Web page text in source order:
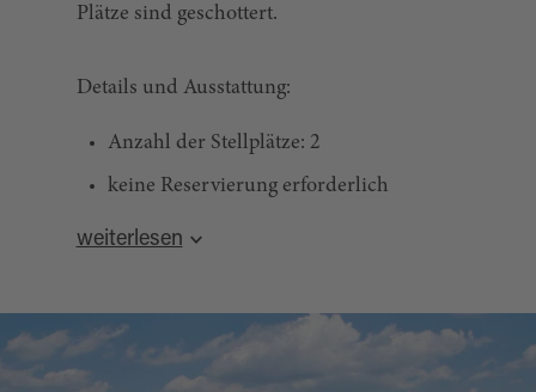
Plätze sind geschottert.
Details und Ausstattung:
Anzahl der Stellplätze: 2
keine Reservierung erforderlich
maximale Aufenthaltsdauer: 2 Tage
destination.one , zuletzt geändert am 10.06.2026
weiterlesen